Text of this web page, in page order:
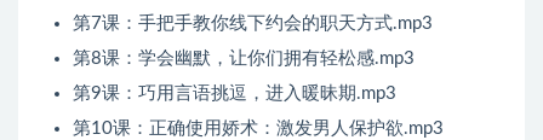
第7课：手把手教你线下约会的职天方式.mp3
第8课：学会幽默，让你们拥有轻松感.mp3
第9课：巧用言语挑逗，进入暖昧期.mp3
第10课：正确使用娇术：激发男人保护欲.mp3